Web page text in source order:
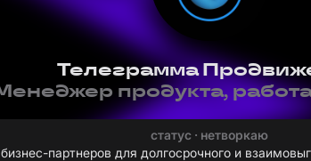
Телеграмма
продукта,
статус · нетворкаю
партнеров для долгосрочного и